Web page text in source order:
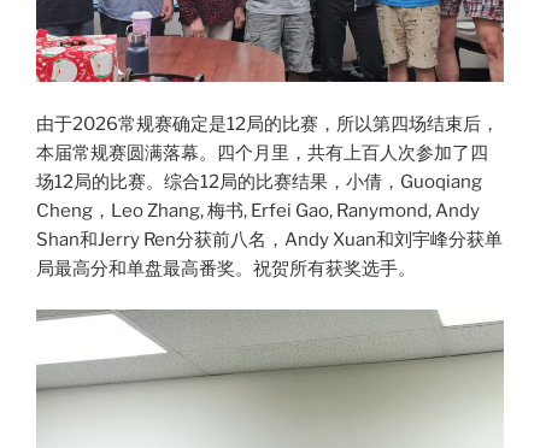
由于2026常规赛确定是12局的比赛，所以第四场结束后，
本届常规赛圆满落幕。四个月里，共有上百人次参加了四
场12局的比赛。综合12局的比赛结果，小倩，Guoqiang
Cheng，Leo Zhang, 梅书, Erfei Gao, Ranymond, Andy
Shan和Jerry Ren分获前八名，Andy Xuan和刘宇峰分获单
局最高分和单盘最高番奖。祝贺所有获奖选手。